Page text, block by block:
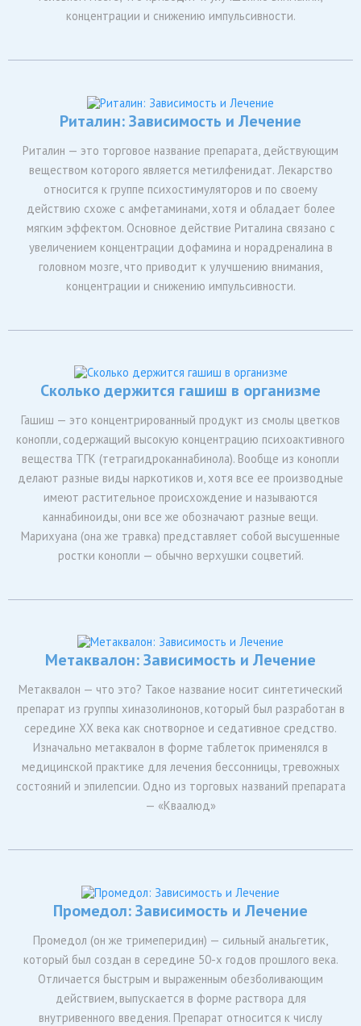
концентрации и снижению импульсивности.
Риталин: Зависимость и Лечение
Риталин — это торговое название препарата, действующим
веществом которого является метилфенидат. Лекарство
относится к группе психостимуляторов и по своему
действию схоже с амфетаминами, хотя и обладает более
мягким эффектом. Основное действие Риталина связано с
увеличением концентрации дофамина и норадреналина в
головном мозге, что приводит к улучшению внимания,
концентрации и снижению импульсивности.
Сколько держится гашиш в организме
Гашиш — это концентрированный продукт из смолы цветков
конопли, содержащий высокую концентрацию психоактивного
вещества ТГК (тетрагидроканнабинола). Вообще из конопли
делают разные виды наркотиков и, хотя все ее производные
имеют растительное происхождение и называются
каннабиноиды, они все же обозначают разные вещи.
Марихуана (она же травка) представляет собой высушенные
ростки конопли — обычно верхушки соцветий.
Метаквалон: Зависимость и Лечение
Метаквалон — что это? Такое название носит синтетический
препарат из группы хиназолинонов, который был разработан в
середине XX века как снотворное и седативное средство.
Изначально метаквалон в форме таблеток применялся в
медицинской практике для лечения бессонницы, тревожных
состояний и эпилепсии. Одно из торговых названий препарата
— «Кваалюд»
Промедол: Зависимость и Лечение
Промедол (он же тримеперидин) — сильный анальгетик,
который был создан в середине 50-х годов прошлого века.
Отличается быстрым и выраженным обезболивающим
действием, выпускается в форме раствора для
внутривенного введения. Препарат относится к числу